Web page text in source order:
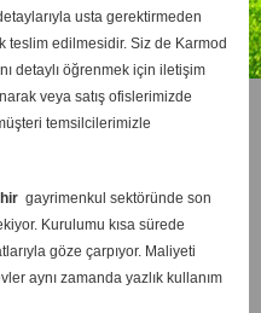
usta gerektirmeden
teslim edilmesidir. Siz de Karmod
detaylı öğrenmek için iletişim
veya satış ofislerimizde
temsilcilerimizle
gayrimenkul sektöründe son
Kurulumu kısa sürede
göze çarpıyor. Maliyeti
aynı zamanda yazlık kullanım